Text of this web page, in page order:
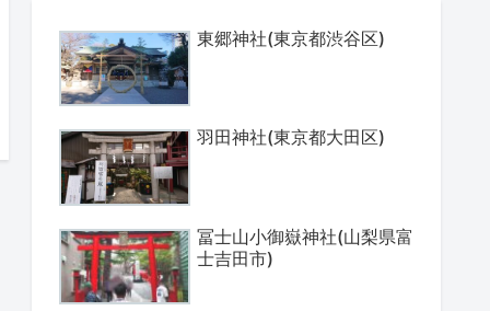
東郷神社(東京都渋谷区)
羽田神社(東京都大田区)
冨士山小御嶽神社(山梨県富
士吉田市)